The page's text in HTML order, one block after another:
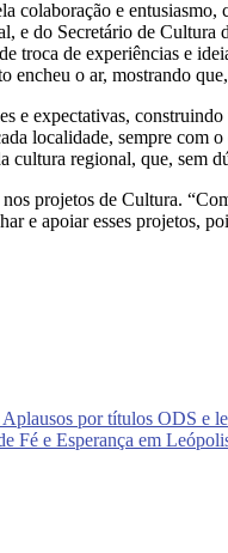
e
do Secretário de
troca de experiências e
o ar, mostrando
e expectativas,
localidade, sempre
regional, que, sem
projetos de Cultura.
e apoiar esses projetos,
por títulos ODS e
Fé e Esperança em